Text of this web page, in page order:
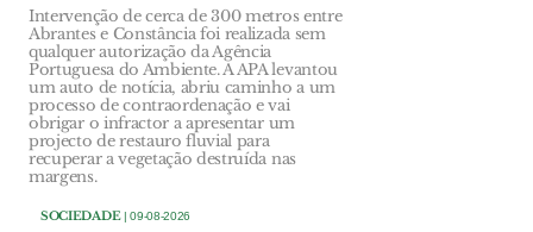
Intervenção de cerca de 300 metros entre
Abrantes e Constância foi realizada sem
qualquer autorização da Agência
Portuguesa do Ambiente. A APA levantou
um auto de notícia, abriu caminho a um
processo de contraordenação e vai
obrigar o infractor a apresentar um
projecto de restauro fluvial para
recuperar a vegetação destruída nas
margens.
SOCIEDADE| 09-08-2026